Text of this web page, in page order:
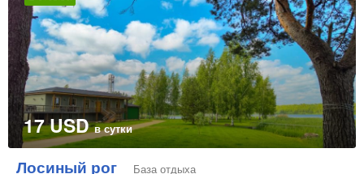
17 USDв сутки
Лосиный рог База отдыха